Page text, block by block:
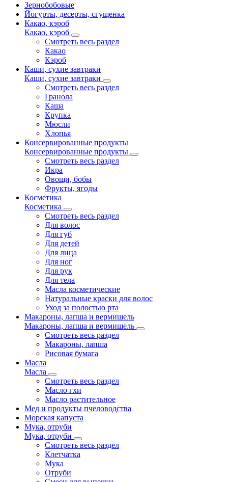
Зернобобовые
Йогурты, десерты, сгущенка
Какао, кэроб
Какао, кэроб
Смотреть весь раздел
Какао
Кэроб
Каши, сухие завтраки
Каши, сухие завтраки
Смотреть весь раздел
Гранола
Каша
Крупка
Мюсли
Хлопья
Консервированные продукты
Консервированные продукты
Смотреть весь раздел
Икра
Овощи, бобы
Фрукты, ягоды
Косметика
Косметика
Смотреть весь раздел
Для волос
Для губ
Для детей
Для лица
Для ног
Для рук
Для тела
Масла косметические
Натуральные краски для волос
Уход за полостью рта
Макароны, лапша и вермишель
Макароны, лапша и вермишель
Смотреть весь раздел
Макароны, лапша
Рисовая бумага
Масла
Масла
Смотреть весь раздел
Масло гхи
Масло растительное
Мед и продукты пчеловодства
Морская капуста
Мука, отруби
Мука, отруби
Смотреть весь раздел
Клетчатка
Мука
Отруби